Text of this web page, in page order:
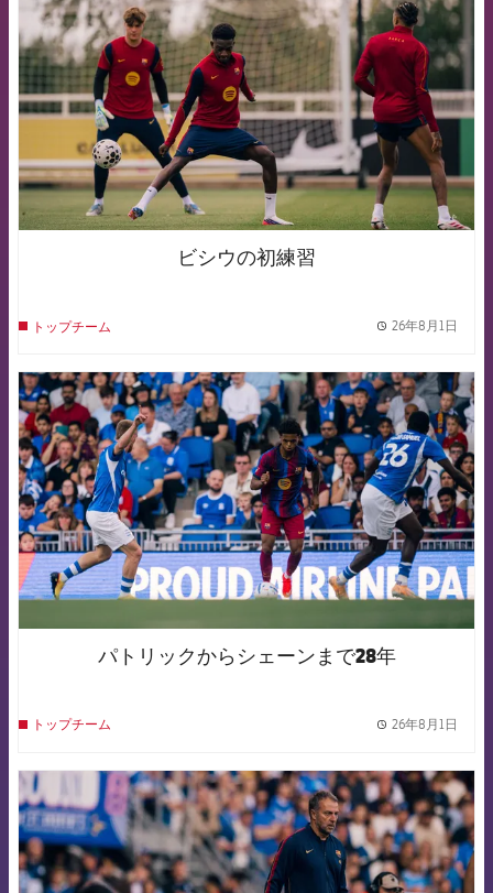
ビシウの初練習
トップチーム 26年8月1日
FCB Barcelona badge
パトリックからシェーンまで28年
トップチーム 26年8月1日
FCB Barcelona badge